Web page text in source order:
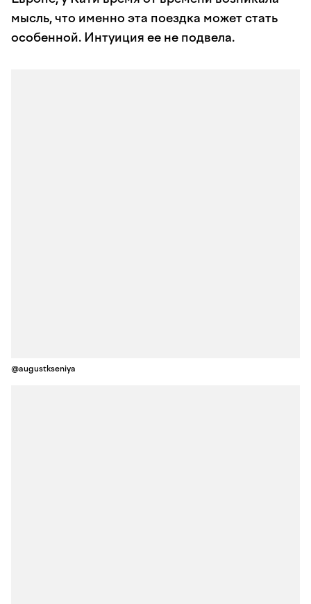
мысль, что именно эта поездка может стать
особенной. Интуиция ее не подвела.
@augustkseniya